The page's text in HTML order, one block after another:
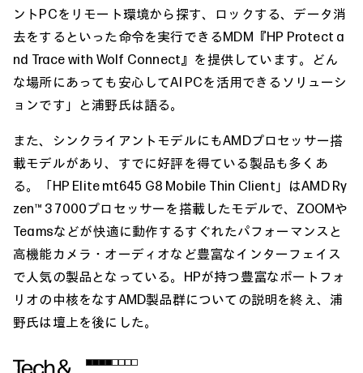
ントPCをリモート環境から探す、ロックする、データ消
去をするといった命令を実行できるMDM『HP Protect a
nd Trace with Wolf Connect』を提供しています。どん
な場所にあっても安心してAI PCを活用できるソリューシ
ョンです」と浦野氏は語る。
また、シンクライアントモデルにもAMDプロセッサー搭
載モデルがあり、すでに好評を得ている製品も多くあ
る。「HP Elite mt645 G8 Mobile Thin Client」はAMD Ry
zen™ 3 7000プロセッサーを搭載したモデルで、ZOOMや
Teamsなどが快適に動作するすぐれたパフォーマンスと
高機能カメラ・オーディオなど豊富なインターフェイス
で人気の製品となっている。HPが持つ豊富なポートフォ
リオの中核をなすAMD製品群についての説明を終え、浦
野氏は壇上を後にした。